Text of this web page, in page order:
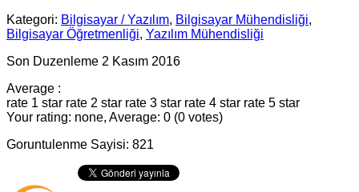
Kategori: Bilgisayar / Yazılım, Bilgisayar Mühendisliği,
Bilgisayar Öğretmenliği, Yazılım Mühendisliği
Son Duzenleme 2 Kasım 2016
Average :
rate 1 star rate 2 star rate 3 star rate 4 star rate 5 star
Your rating: none, Average: 0 (0 votes)
Goruntulenme Sayisi: 821